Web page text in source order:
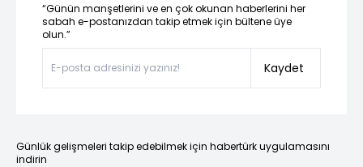
“Günün manşetlerini ve en çok okunan haberlerini her
sabah e-postanızdan takip etmek için bültene üye
olun.”
Kaydet
Günlük gelişmeleri takip edebilmek için habertürk uygulamasını
indirin